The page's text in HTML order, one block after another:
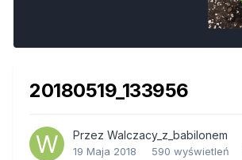
20180519_133956
Przez Walczacy_z_babilonem
19 Maja 2018 590 wyświetleń